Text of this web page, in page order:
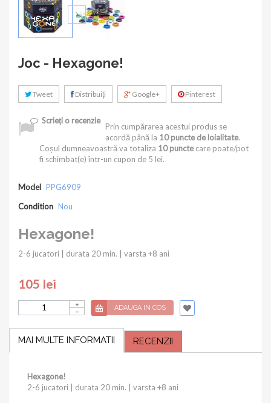
Joc - Hexagone!
Tweet Distribuiţi Google+ Pinterest
Scrieţi o recenzie
Prin cumpărarea acestui produs se
acordă până la 10puncte de loialitate.
Coșul dumneavoastră va totaliza 10punctecare poate/pot
fi schimbat(e) într-un cupon de 5 lei.
Model PPG6909
Condition Nou
Hexagone!
2-6 jucatori | durata 20 min. | varsta +8 ani
105 lei
ADAUGA IN COS
MAI MULTE INFORMATII RECENZII
Hexagone!
2-6 jucatori | durata 20 min. | varsta +8 ani